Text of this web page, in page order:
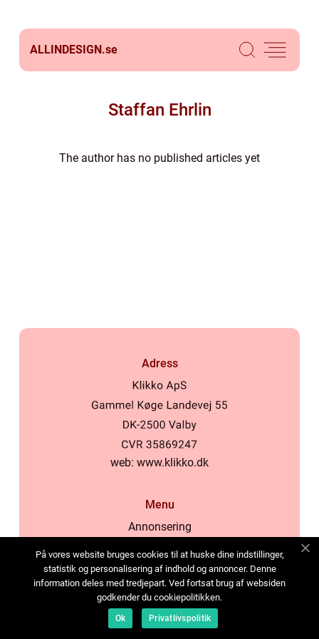
ALLINDESIGN.se
Staffan Ehrlin
The author has no published articles yet
Adress
web: www.klikko.dk
Menu
Annonsering
Cookies
Kontakta oss
Sitemap
På vores website bruges cookies til at huske dine indstillinger,
statistik og personalisering af indhold og annoncer. Denne
information deles med tredjepart. Ved fortsat brug af websiden
godkender du cookiepolitikken.
Ok Privatlivspolitik